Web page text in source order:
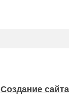
Создание сайта